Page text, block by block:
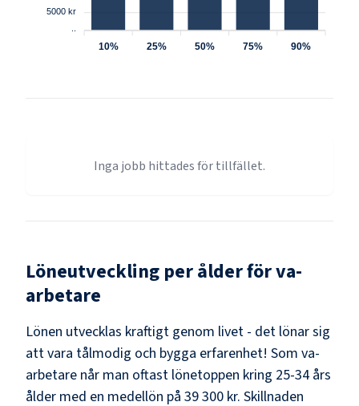
5000 kr
10% 25% 50% 75% 90%
Inga jobb hittades för tillfället.
Löneutveckling per ålder förva-
arbetare
Lönen utvecklas kraftigt genom livet - det lönar sig
att vara tålmodig och bygga erfarenhet! Som va-
arbetare når man oftast lönetoppen kring 25-34 års
ålder med en medellön på 39 300 kr. Skillnaden